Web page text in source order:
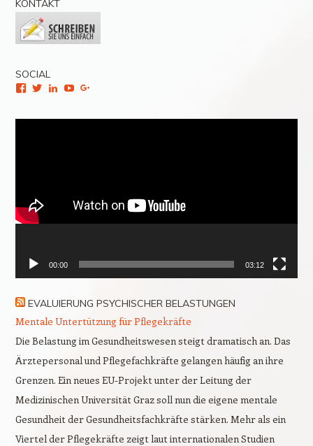
KONTAKT
SOCIAL
Facebook
TwitterLinkedIn
YouTube
00:00 03:12
EVALUIERUNG PSYCHISCHER BELASTUNGEN
Mentale Untertützung für Pflegekräfte
Die Belastung im Gesundheitswesen steigt dramatisch an. Das
Ärztepersonal und Pflegefachkräfte gelangen häufig an ihre
Grenzen. Ein neues EU-Projekt unter der Leitung der
Medizinischen Universität Graz soll nun die eigene mentale
Gesundheit der Gesundheitsfachkräfte stärken. Mehr als ein
Viertel der Pflegekräfte zeigt laut internationalen Studien